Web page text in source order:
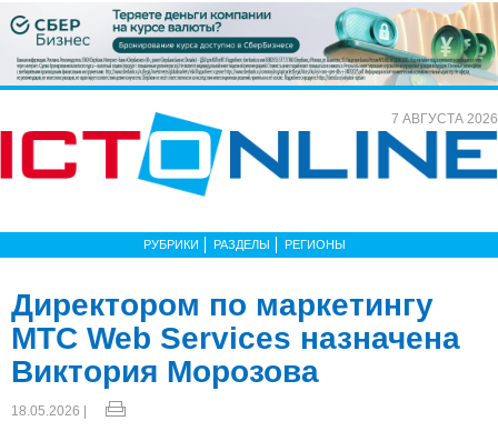
7 АВГУСТА 2026
РУБРИКИ РАЗДЕЛЫ РЕГИОНЫ
Директором по маркетингу
МТС Web Services назначена
Виктория Морозова
18.05.2026 |